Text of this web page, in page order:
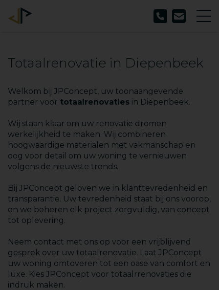
Totaalrenovatie in Diepenbeek
Welkom bij JPConcept, uw toonaangevende
partner voor totaalrenovaties in Diepenbeek.
Wij staan klaar om uw renovatie dromen
werkelijkheid te maken. Wij combineren
hoogwaardige materialen met vakmanschap en
oog voor detail om uw woning te vernieuwen
volgens de nieuwste trends.
Bij JPConcept geloven we in klanttevredenheid en
transparantie. Uw tevredenheid staat bij ons voorop,
en we beheren elk project zorgvuldig, van concept
tot oplevering.
Neem contact met ons op voor een vrijblijvend
gesprek over uw totaalrenovatie. Laat JPConcept
uw woning omtoveren tot een oase van comfort en
luxe. Kies JPConcept voor totaalrrenovaties die
indruk maken.